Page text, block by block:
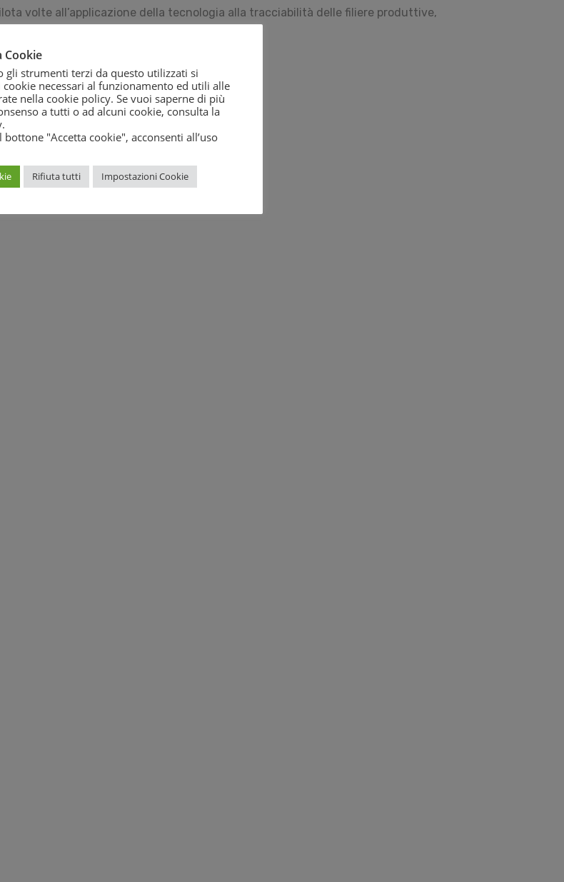
volte all’applicazione della tecnologia alla tracciabilità delle filiere produttive,
Cookie
gli strumenti terzi da questo utilizzati si
necessari al funzionamento ed utili alle
nella cookie policy. Se vuoi saperne di più
a tutti o ad alcuni cookie, consulta la
.
bottone "Accetta cookie", acconsenti all’uso
Rifiuta tutti Impostazioni Cookie